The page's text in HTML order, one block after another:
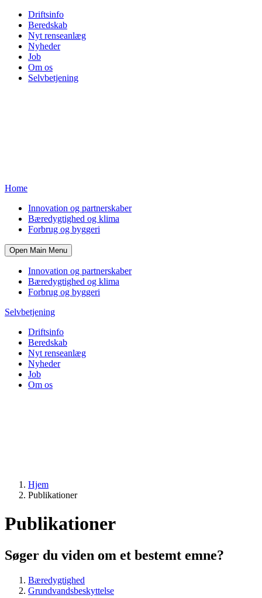
Driftsinfo
Beredskab
Nyt renseanlæg
Nyheder
Job
Om os
Selvbetjening
Home
Innovation og partnerskaber
Bæredygtighed og klima
Forbrug og byggeri
Open Main Menu
Innovation og partnerskaber
Bæredygtighed og klima
Forbrug og byggeri
Selvbetjening
Driftsinfo
Beredskab
Nyt renseanlæg
Nyheder
Job
Om os
Hjem
Publikationer
Publikationer
Søger du viden om et bestemt emne?
Bæredygtighed
Grundvandsbeskyttelse